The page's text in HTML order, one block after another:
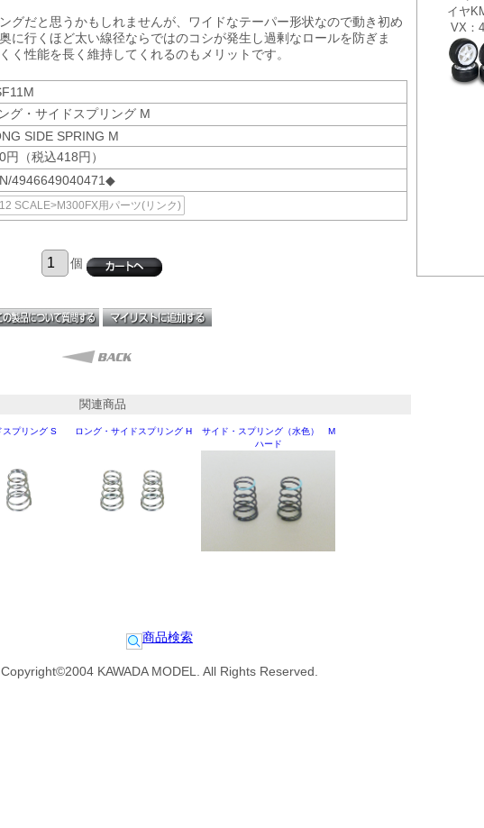
グだと思うかもしれませんが、ワイドなテーパー形状なので動き初め
に行くほど太い線径ならではのコシが発生し過剰なロールを防ぎま
く性能を長く維持してくれるのもメリットです。
グ・サイドスプリング M
SIDE SPRING M
円（税込418円）
4946649040471◆
SCALE>M300FX用パーツ(リンク)
個
関連商品
スプリング S ロング・サイドスプリング H
サイド・スプリング（水色） M
ハード
商品検索
Copyright©2004 KAWADA MODEL. All Rights Reserved.